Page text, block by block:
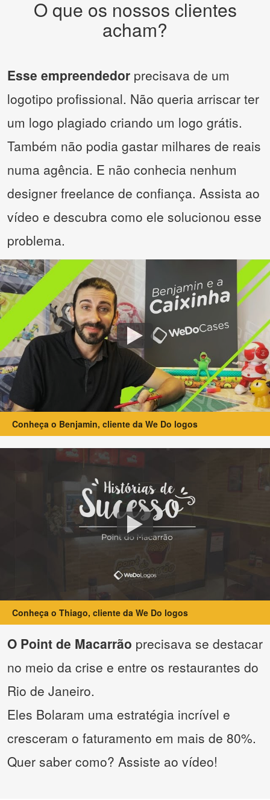
O que os nossos clientes
acham?
Esse empreendedor precisava de um
logotipo profissional. Não queria arriscar ter
um logo plagiado criando um logo grátis.
Também não podia gastar milhares de reais
numa agência. E não conhecia nenhum
designer freelance de confiança. Assista ao
vídeo e descubra como ele solucionou esse
problema.
Conheça o Benjamin, cliente da We Do logos
Conheça o Thiago, cliente da We Do logos
O Point de Macarrão precisava se destacar
no meio da crise e entre os restaurantes do
Rio de Janeiro.
Eles Bolaram uma estratégia incrível e
cresceram o faturamento em mais de 80%.
Quer saber como? Assiste ao vídeo!